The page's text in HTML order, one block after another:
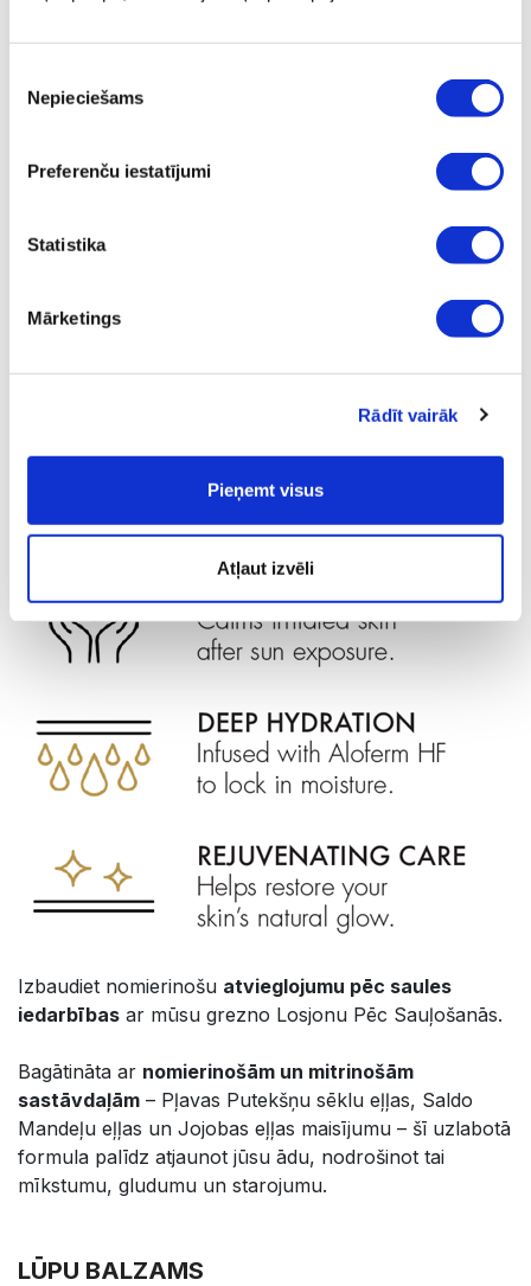
izvēle
Nepieciešams
Preferenču iestatījumi
Statistika
Mārketings
Rādīt vairāk
Pieņemt visus
Atļaut izvēli
MITRINOŠS LOSJONS PĒC SAUĻOŠANĀS
Izbaudiet nomierinošu atvieglojumu pēc saules
iedarbības ar mūsu grezno Losjonu Pēc Sauļošanās.
Bagātināta ar nomierinošām un mitrinošām
sastāvdaļām – Pļavas Putekšņu sēklu eļļas, Saldo
Mandeļu eļļas un Jojobas eļļas maisījumu – šī uzlabotā
formula palīdz atjaunot jūsu ādu, nodrošinot tai
mīkstumu, gludumu un starojumu.
LŪPU BALZAMS